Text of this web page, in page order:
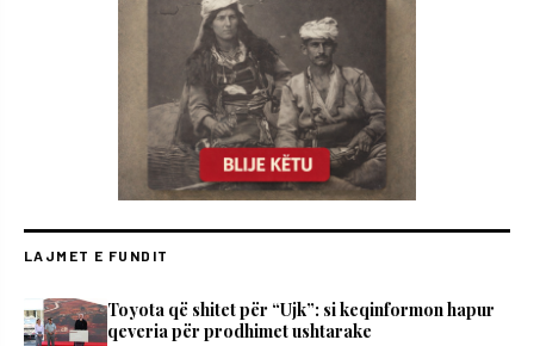
LAJMET E FUNDIT
Toyota që shitet për “Ujk”: si keqinformon hapur
qeveria për prodhimet ushtarake